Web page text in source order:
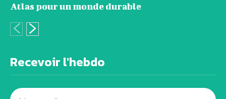
Atlas pour un monde durable
Recevoir l'hebdo